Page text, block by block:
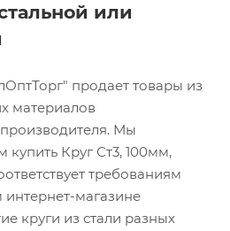
или
продает товары из
материалов
Мы
купить Круг Ст3, 100мм,
требованиям
магазине
круги из стали разных